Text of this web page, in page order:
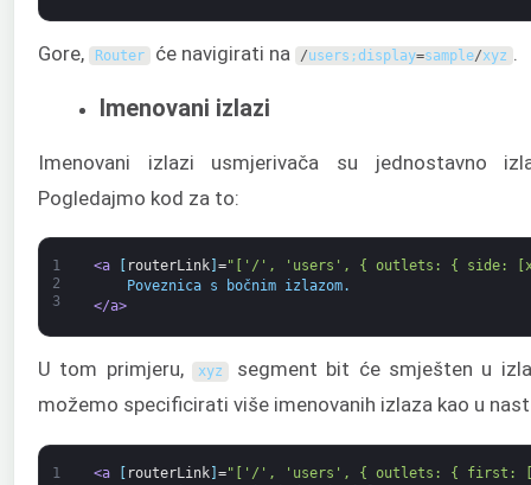
Gore, Router će navigirati na /users ;display=sample/xyz .
Imenovani izlazi
Imenovani izlazi usmjerivača su jednostavno
Pogledajmo kod za to:
1
2
3
<a routerLink] ="['/', 'users', { outlets: { side:
Poveznica s bočnim izlazom.
</a>
U tom primjeru, xyz segment bit će smješten u
možemo specificirati više imenovanih izlaza kao u
1
<a [ routerLink] ="['/', 'users', { outlets: { first: